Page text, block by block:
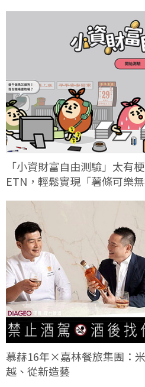
「小資財富自由測驗」太有
ETN，輕鬆實現「薯條可樂
慕赫16年×嘉林餐旅集團：
越、從新造藝